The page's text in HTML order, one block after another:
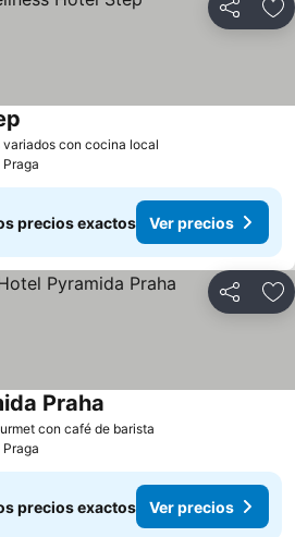
Compartir
variados con cocina local
Praga
precios exactos Ver precios
Compartir
con café de barista
Praha
Praga
precios exactos Ver precios